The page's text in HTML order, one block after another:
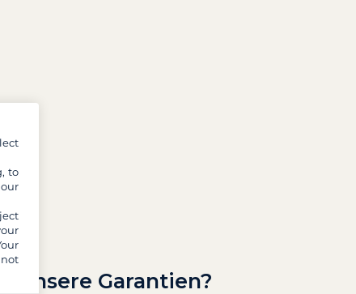
unsere Garantien?
to